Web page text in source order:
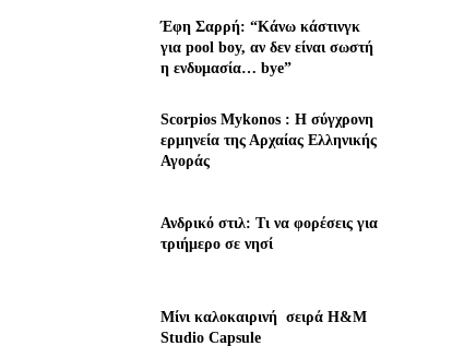
Έφη Σαρρή: “Κάνω κάστινγκ
για pool boy, αν δεν είναι σωστή
η ενδυμασία… bye”
Scorpios Mykonos : Η σύγχρονη
ερμηνεία της Αρχαίας Ελληνικής
Αγοράς
Ανδρικό στιλ: Τι να φορέσεις για
τριήμερο σε νησί
Μίνι καλοκαιρινή σειρά H&M
Studio Capsule